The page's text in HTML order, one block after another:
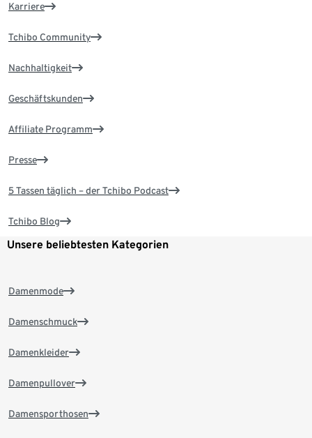
Karriere
Tchibo Community
Nachhaltigkeit
Geschäftskunden
Affiliate Programm
Presse
5 Tassen täglich – der Tchibo Podcast
Tchibo Blog
Unsere beliebtesten Kategorien
Damenmode
Damenschmuck
Damenkleider
Damenpullover
Damensporthosen